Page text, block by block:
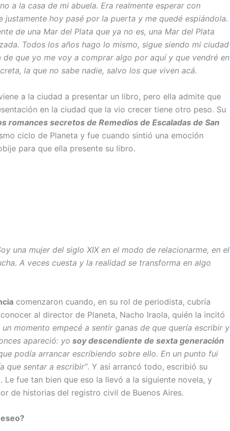
a la casa de mi abuela. Era realmente esperar con
justamente hoy pasé por la puerta y me quedé espiándola.
de una Mar del Plata que ya no es, una Mar del Plata
Todos los años hago lo mismo, sigue siendo mi ciudad
que yo me voy a comprar algo por aquí y que vendré en
la que no sabe nadie, salvo los que viven acá.
a la ciudad a presentar un libro, pero ella admite que
en la ciudad que la vio crecer tiene otro peso. Su
romances secretos de Remedios de Escaladas de San
ciclo de Planeta y fue cuando sintió una emoción
para que ella presente su libro.
una mujer del siglo XIX en el modo de relacionarme, en el
A veces cuesta y la realidad se transforma en algo
comenzaron cuando, en su rol de periodista, cubría
al director de Planeta, Nacho Iraola, quién la incitó
un momento empecé a sentir ganas de que quería escribir y
apareció: yo soy descendiente de sexta generación
podía arrancar escribiendo sobre ello. En un punto fui
que sentar a escribir”. Y así arrancó todo, escribió su
fue tan bien que eso la llevó a la siguiente novela, y
de historias del registro civil de Buenos Aires.